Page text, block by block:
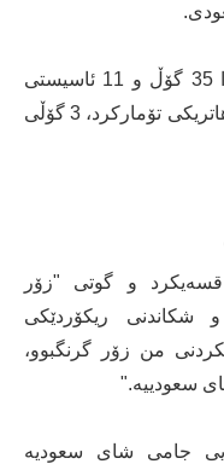
رۆناڵدۆ لەم وەرزەی خولی سعودیەدا 35 گۆڵ و 11 ئاسیستی
هەبوو، بەشداریی لە 46 گۆڵدا کرد، 4 هاتریکی تۆمارکرد، 3 گۆڵی
قسەیکرد و گوتی "زۆر
شکاندنی ریکۆردێکی
من زۆر گرنگبوو،
سعودییە."
جامی شای سعودیە